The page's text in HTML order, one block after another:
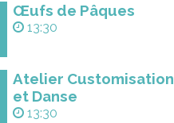
Œufs de Pâques
13:30
Atelier Customisation
et Danse
13:30